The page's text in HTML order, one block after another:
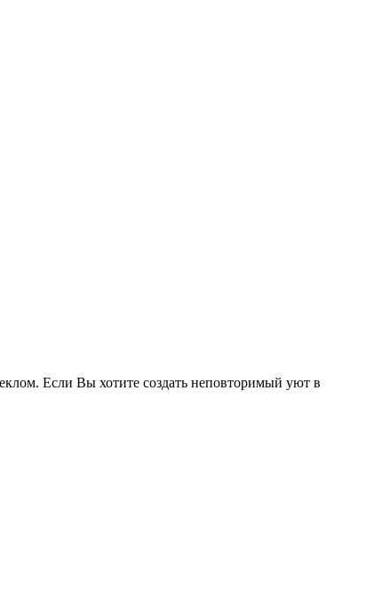
Если Вы хотите создать неповторимый уют в